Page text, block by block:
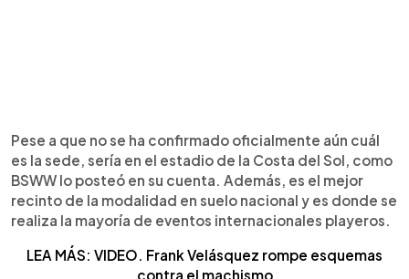
Pese a que no se ha confirmado oficialmente aún cuál
es la sede, sería en el estadio de la Costa del Sol, como
BSWW lo posteó en su cuenta. Además, es el mejor
recinto de la modalidad en suelo nacional y es donde se
realiza la mayoría de eventos internacionales playeros.
LEA MÁS: VIDEO. Frank Velásquez rompe esquemas
contra el machismo